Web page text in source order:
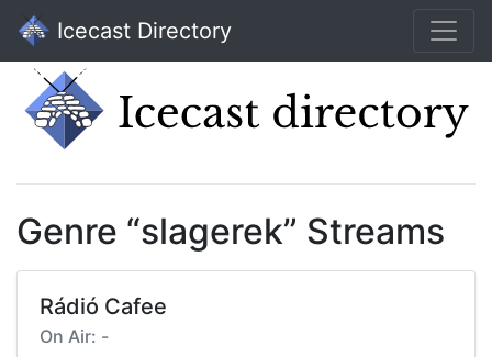
Icecast Directory
Genre “slagerek” Streams
Rádió Cafee
On Air: -